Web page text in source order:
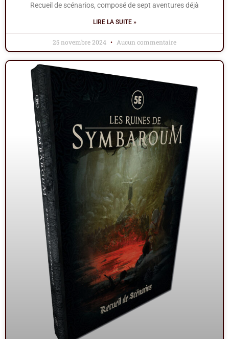
Recueil de scénarios, composé de sept aventures déjà
LIRE LA SUITE »
25 novembre 2024 Aucun commentaire